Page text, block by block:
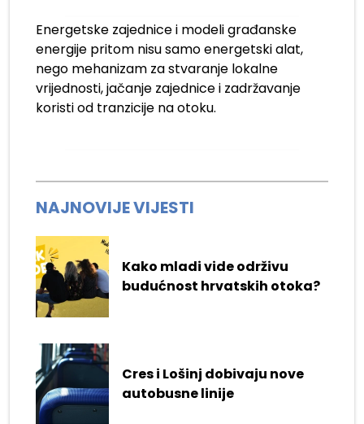
Energetske zajednice i modeli građanske
energije pritom nisu samo energetski alat,
nego mehanizam za stvaranje lokalne
vrijednosti, jačanje zajednice i zadržavanje
koristi od tranzicije na otoku.
NAJNOVIJE VIJESTI
Kako mladi vide održivu
budućnost hrvatskih otoka?
Cres i Lošinj dobivaju nove
autobusne linije